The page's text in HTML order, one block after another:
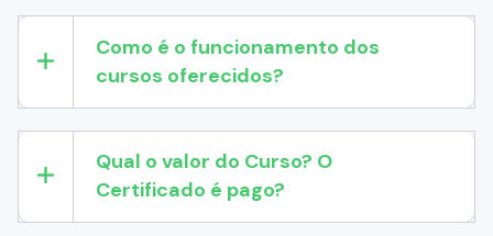
Como é o funcionamento dos
cursos oferecidos?
Qual o valor do Curso? O
Certificado é pago?